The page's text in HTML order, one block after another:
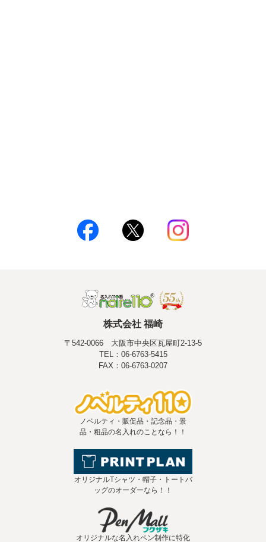
株式会社 福崎
〒542-0066 大阪市中央区瓦屋町2-13-5
TEL：06-6763-5415
FAX：06-6763-0207
ノベルティ・販促品・記念品・景
品・粗品の名入れのことなら！！
オリジナルTシャツ・帽子・トートバ
ッグのオーダーなら！！
オリジナルな名入れペン制作に特化